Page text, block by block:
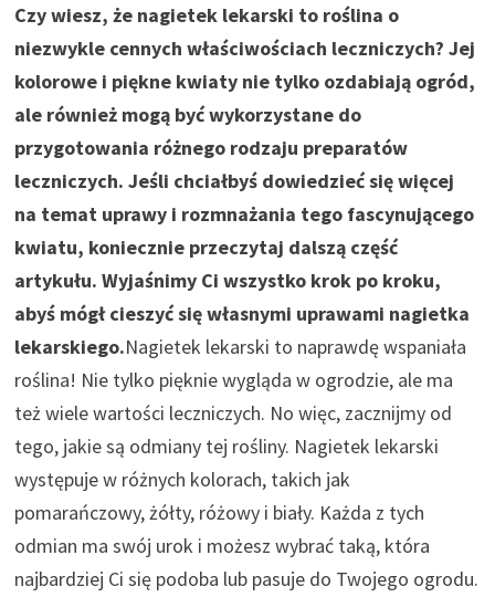
Czy wiesz, że nagietek lekarski to roślina o
niezwykle cennych właściwościach leczniczych? Jej
kolorowe i piękne kwiaty nie tylko ozdabiają ogród,
ale również mogą być wykorzystane do
przygotowania różnego rodzaju preparatów
leczniczych. Jeśli chciałbyś dowiedzieć się więcej
na temat uprawy i rozmnażania tego fascynującego
kwiatu, koniecznie przeczytaj dalszą część
artykułu. Wyjaśnimy Ci wszystko krok po kroku,
abyś mógł cieszyć się własnymi uprawami nagietka
lekarskiego.Nagietek lekarski to naprawdę wspaniała
roślina! Nie tylko pięknie wygląda w ogrodzie, ale ma
też wiele wartości leczniczych. No więc, zacznijmy od
tego, jakie są odmiany tej rośliny. Nagietek lekarski
występuje w różnych kolorach, takich jak
pomarańczowy, żółty, różowy i biały. Każda z tych
odmian ma swój urok i możesz wybrać taką, która
najbardziej Ci się podoba lub pasuje do Twojego ogrodu.